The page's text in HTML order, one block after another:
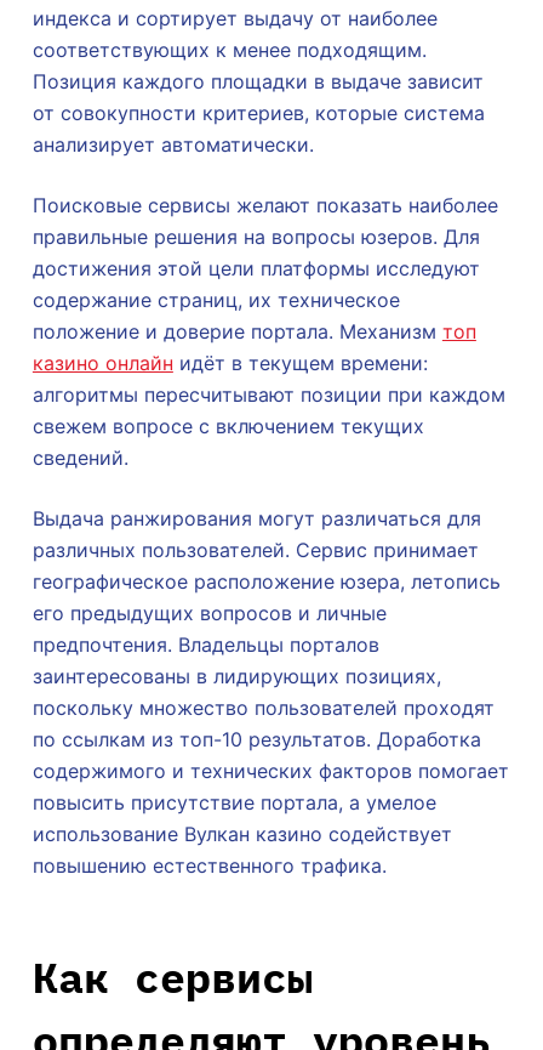
индекса и сортирует выдачу от наиболее
соответствующих к менее подходящим.
Позиция каждого площадки в выдаче зависит
от совокупности критериев, которые система
анализирует автоматически.
Поисковые сервисы желают показать наиболее
правильные решения на вопросы юзеров. Для
достижения этой цели платформы исследуют
содержание страниц, их техническое
положение и доверие портала. Механизм топ
казино онлайн идёт в текущем времени:
алгоритмы пересчитывают позиции при каждом
свежем вопросе с включением текущих
сведений.
Выдача ранжирования могут различаться для
различных пользователей. Сервис принимает
географическое расположение юзера, летопись
его предыдущих вопросов и личные
предпочтения. Владельцы порталов
заинтересованы в лидирующих позициях,
поскольку множество пользователей проходят
по ссылкам из топ-10 результатов. Доработка
содержимого и технических факторов помогает
повысить присутствие портала, а умелое
использование Вулкан казино содействует
повышению естественного трафика.
Как сервисы